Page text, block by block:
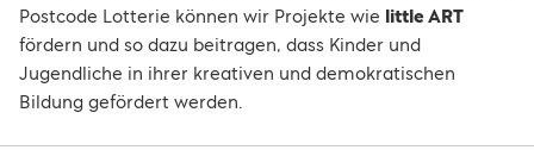
Postcode Lotterie können wir Projekte wie little ART
fördern und so dazu beitragen, dass Kinder und
Jugendliche in ihrer kreativen und demokratischen
Bildung gefördert werden.